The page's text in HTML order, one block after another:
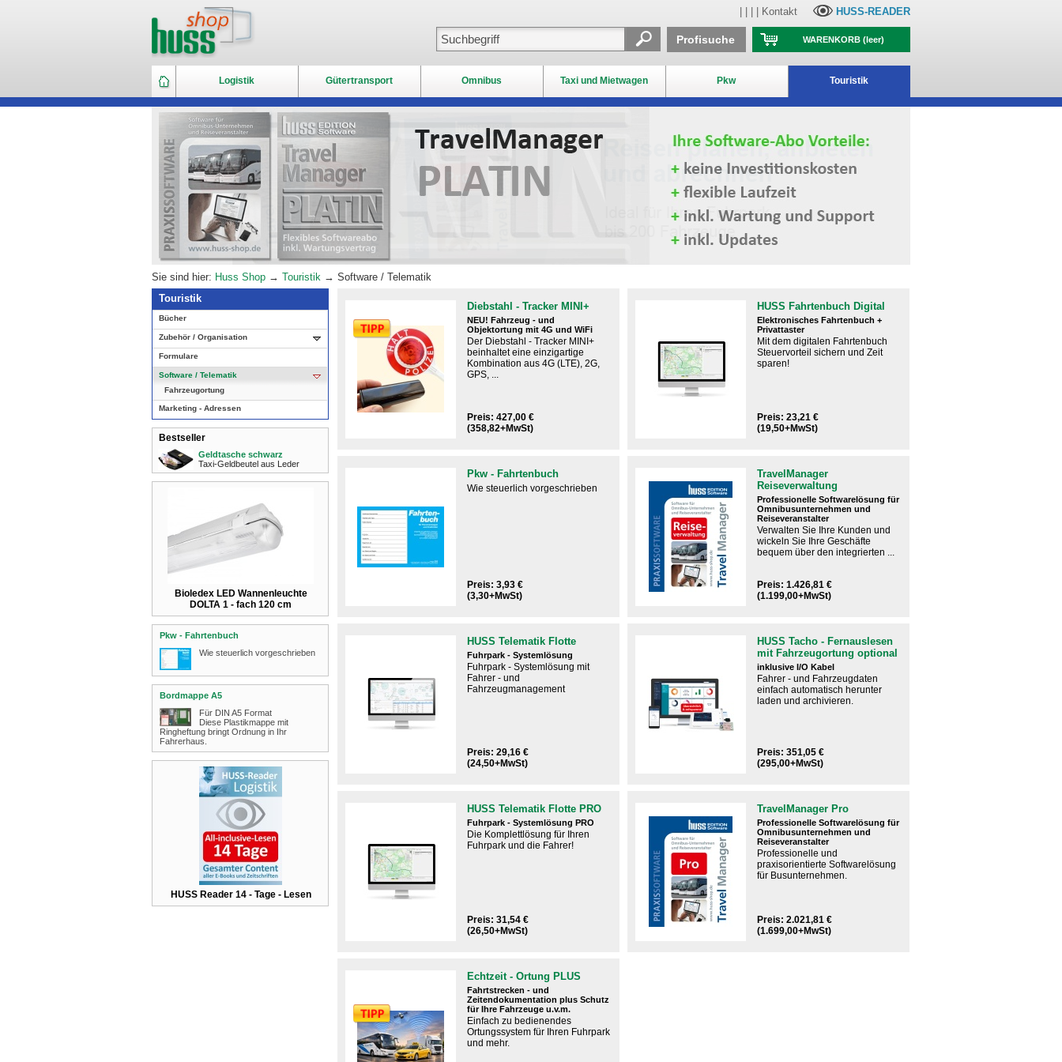
Logistik Gütertransport Omnibus Taxi und Mietwagen Pkw Touristik
Kontakt HUSS-READER
WARENKORB(leer)
Profisuche
Sie sind hier: Huss Shop → Touristik → Software / Telematik
Touristik
Bücher
Zubehör / Organisation
Formulare
Software / Telematik
Fahrzeugortung
Marketing - Adressen
Bestseller
Geldtasche schwarz
Taxi-Geldbeutel aus Leder
Bioledex LED Wannenleuchte
DOLTA 1 - fach 120 cm
Pkw - Fahrtenbuch
Wie steuerlich vorgeschrieben
Bordmappe A5
Für DIN A5 Format
Diese Plastikmappe mit
Ringheftung bringt Ordnung in Ihr
Fahrerhaus.
HUSS Reader 14 - Tage - Lesen
Diebstahl - Tracker MINI+
NEU! Fahrzeug - und
Objektortung mit 4G und WiFi
Der Diebstahl - Tracker MINI+
beinhaltet eine einzigartige
Kombination aus 4G (LTE), 2G,
GPS, ...
Preis: 427,00 €
(358,82+MwSt)
HUSS Fahrtenbuch Digital
Elektronisches Fahrtenbuch +
Privattaster
Mit dem digitalen Fahrtenbuch
Steuervorteil sichern und Zeit
sparen!
Preis: 23,21 €
(19,50+MwSt)
Pkw - Fahrtenbuch
Wie steuerlich vorgeschrieben
Preis: 3,93 €
(3,30+MwSt)
TravelManager
Reiseverwaltung
Professionelle Softwarelösung für
Omnibusunternehmen und
Reiseveranstalter
Verwalten Sie Ihre Kunden und
wickeln Sie Ihre Geschäfte
bequem über den integrierten ...
Preis: 1.426,81 €
(1.199,00+MwSt)
HUSS Telematik Flotte
Fuhrpark - Systemlösung
Fuhrpark - Systemlösung mit
Fahrer - und
Fahrzeugmanagement​
Preis: 29,16 €
(24,50+MwSt)
HUSS Tacho - Fernauslesen
mit Fahrzeugortung optional
inklusive I/O Kabel
Fahrer - und Fahrzeugdaten
einfach automatisch herunter
laden und archivieren.
Preis: 351,05 €
(295,00+MwSt)
HUSS Telematik Flotte PRO
Fuhrpark - Systemlösung PRO
Die Komplettlösung für Ihren
Fuhrpark und die Fahrer!
Preis: 31,54 €
(26,50+MwSt)
TravelManager Pro
Professionelle Softwarelösung für
Omnibusunternehmen und
Reiseveranstalter
Professionelle und
praxisorientierte Softwarelösung​
für Busunternehmen.
Preis: 2.021,81 €
(1.699,00+MwSt)
Echtzeit - Ortung PLUS
Fahrtstrecken - und
Zeitendokumentation plus Schutz
für Ihre Fahrzeuge u.v.m.
Einfach zu bedienendes
Ortungssystem für Ihren Fuhrpark
und mehr.